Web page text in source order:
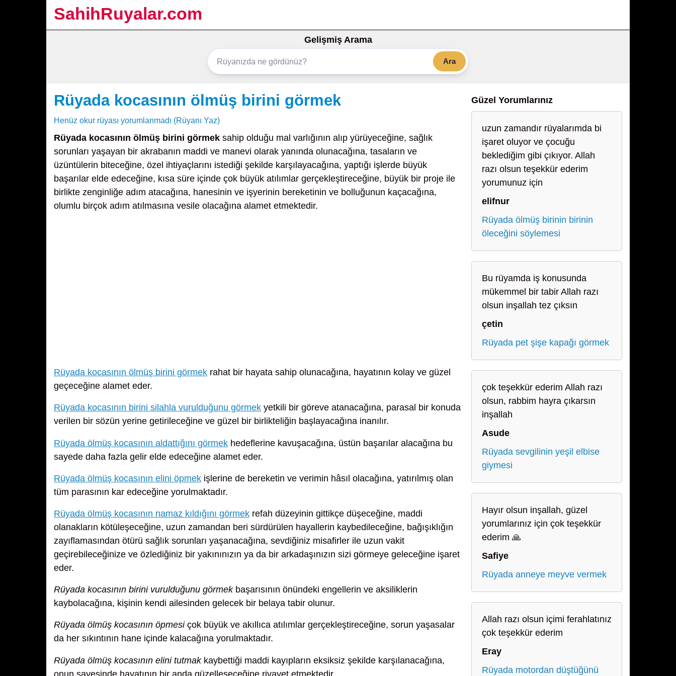
SahihRuyalar.com
Gelişmiş Arama
Ara
Rüyada kocasının ölmüş birini görmek
Henüz okur rüyası yorumlanmadı (Rüyanı Yaz)
Rüyada kocasının ölmüş birini görmek sahip olduğu mal varlığının alıp yürüyeceğine, sağlık
sorunları yaşayan bir akrabanın maddi ve manevi olarak yanında olunacağına, tasaların ve
üzüntülerin biteceğine, özel ihtiyaçlarını istediği şekilde karşılayacağına, yaptığı işlerde büyük
başarılar elde edeceğine, kısa süre içinde çok büyük atılımlar gerçekleştireceğine, büyük bir proje ile
birlikte zenginliğe adım atacağına, hanesinin ve işyerinin bereketinin ve bolluğunun kaçacağına,
olumlu birçok adım atılmasına vesile olacağına alamet etmektedir.
Rüyada kocasının ölmüş birini görmek rahat bir hayata sahip olunacağına, hayatının kolay ve güzel
geçeceğine alamet eder.
Rüyada kocasının birini silahla vurulduğunu görmek yetkili bir göreve atanacağına, parasal bir konuda
verilen bir sözün yerine getirileceğine ve güzel bir birlikteliğin başlayacağına inanılır.
Rüyada ölmüş kocasının aldattığını görmek hedeflerine kavuşacağına, üstün başarılar alacağına bu
sayede daha fazla gelir elde edeceğine alamet eder.
Rüyada ölmüş kocasının elini öpmek işlerine de bereketin ve verimin hâsıl olacağına, yatırılmış olan
tüm parasının kar edeceğine yorulmaktadır.
Rüyada ölmüş kocasının namaz kıldığını görmek refah düzeyinin gittikçe düşeceğine, maddi
olanakların kötüleşeceğine, uzun zamandan beri sürdürülen hayallerin kaybedileceğine, bağışıklığın
zayıflamasından ötürü sağlık sorunları yaşanacağına, sevdiğiniz misafirler ile uzun vakit
geçirebileceğinize ve özlediğiniz bir yakınınızın ya da bir arkadaşınızın sizi görmeye geleceğine işaret
eder.
Rüyada kocasının birini vurulduğunu görmekbaşarısının önündeki engellerin ve aksiliklerin
kaybolacağına, kişinin kendi ailesinden gelecek bir belaya tabir olunur.
Rüyada ölmüş kocasının öpmesiçok büyük ve akıllıca atılımlar gerçekleştireceğine, sorun yaşasalar
da her sıkıntının hane içinde kalacağına yorulmaktadır.
Rüyada ölmüş kocasının elini tutmakkaybettiği maddi kayıpların eksiksiz şekilde karşılanacağına,
onun sayesinde hayatının bir anda güzelleşeceğine rivayet etmektedir.
Güzel Yorumlarınız
uzun zamandır rüyalarımda bi
işaret oluyor ve çocuğu
beklediğim gibi çıkıyor. Allah
razı olsun teşekkür ederim
yorumunuz için
elifnur
Rüyada ölmüş birinin birinin
öleceğini söylemesi
Bu rüyamda iş konusunda
mükemmel bir tabir Allah razı
olsun inşallah tez çıksın
çetin
Rüyada pet şişe kapağı görmek
çok teşekkür ederim Allah razı
olsun, rabbim hayra çıkarsın
inşallah
Asude
Rüyada sevgilinin yeşil elbise
giymesi
Hayır olsun inşallah, güzel
yorumlarınız için çok teşekkür
ederim 🙏
Safiye
Rüyada anneye meyve vermek
Allah razı olsun içimi ferahlatınız
çok teşekkür ederim
Eray
Rüyada motordan düştüğünü